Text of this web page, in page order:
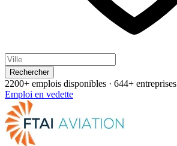
Rechercher
2200+ emplois disponibles · 644+ entreprises
Emploi en vedette